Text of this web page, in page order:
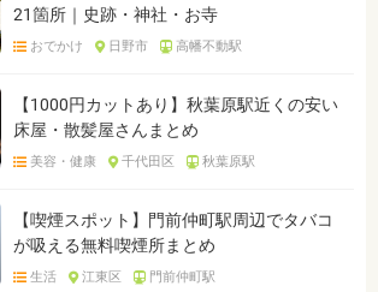
21箇所｜史跡・神社・お寺
おでかけ 日野市 高幡不動駅
【1000円カットあり】秋葉原駅近くの安い
床屋・散髪屋さんまとめ
美容・健康 千代田区 秋葉原駅
【喫煙スポット】門前仲町駅周辺でタバコ
が吸える無料喫煙所まとめ
生活 江東区 門前仲町駅